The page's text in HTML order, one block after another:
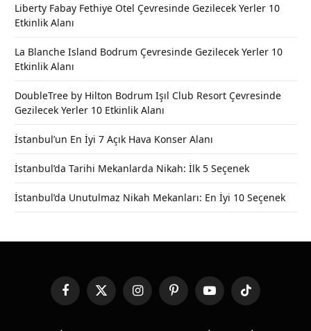
Liberty Fabay Fethiye Otel Çevresinde Gezilecek Yerler 10
Etkinlik Alanı
La Blanche Island Bodrum Çevresinde Gezilecek Yerler 10
Etkinlik Alanı
DoubleTree by Hilton Bodrum Işıl Club Resort Çevresinde
Gezilecek Yerler 10 Etkinlik Alanı
İstanbul’un En İyi 7 Açık Hava Konser Alanı
İstanbul’da Tarihi Mekanlarda Nikah: İlk 5 Seçenek
İstanbul’da Unutulmaz Nikah Mekanları: En İyi 10 Seçenek
FacebookX
(Twitter)
InstagramPinterestYouTubeTikTok